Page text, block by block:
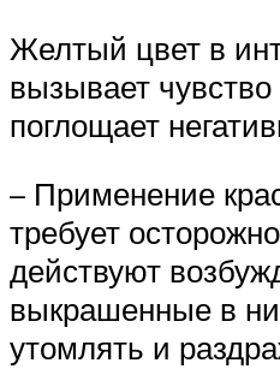
Желтый цвет в
вызывает чувство
поглощает
– Применение
требует
действуют
выкрашенные в
утомлять и